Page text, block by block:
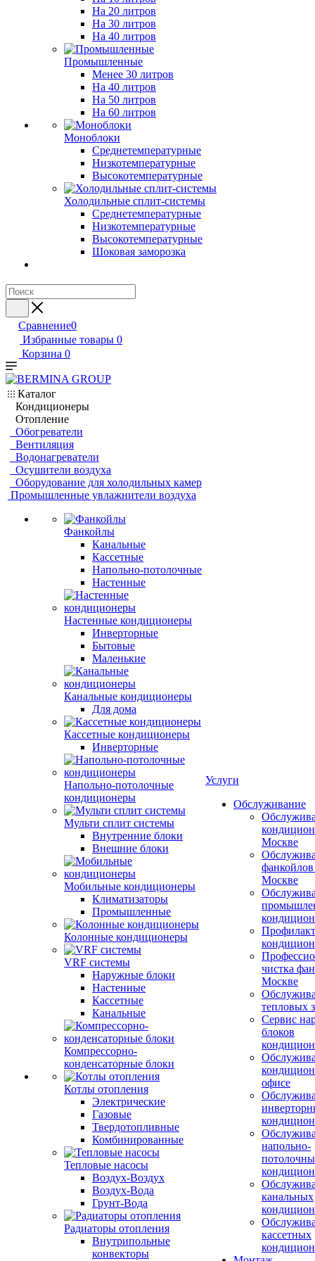
На 20 литров
На 30 литров
На 40 литров
Промышленные
Менее 30 литров
На 40 литров
На 50 литров
На 60 литров
Моноблоки
Среднетемпературные
Низкотемпературные
Высокотемпературные
Холодильные сплит-системы
Среднетемпературные
Низкотемпературные
Высокотемпературные
Шоковая заморозка
Сравнение0
Избранные товары 0
Корзина 0
Каталог
Кондиционеры
Отопление
Обогреватели
Вентиляция
Водонагреватели
Осушители воздуха
Оборудование для холодильных камер
Промышленные увлажнители воздуха
Фанкойлы
Канальные
Кассетные
Напольно-потолочные
Настенные
Настенные кондиционеры
Инверторные
Бытовые
Маленькие
Канальные кондиционеры
Для дома
Кассетные кондиционеры
Инверторные
Напольно-потолочные
кондиционеры
Мульти сплит системы
Внутренние блоки
Внешние блоки
Мобильные кондиционеры
Климатизаторы
Промышленные
Колонные кондиционеры
VRF системы
Наружные блоки
Настенные
Кассетные
Канальные
Компрессорно-
конденсаторные блоки
Котлы отопления
Электрические
Газовые
Твердотопливные
Комбинированные
Тепловые насосы
Воздух-Воздух
Воздух-Вода
Грунт-Вода
Радиаторы отопления
Внутрипольные
конвекторы
Услуги
Обслуживание
Москве
Москве
чистка
Москве
тепловых
Сервис
блоков
офисе
напольно-
канальных
кассетных